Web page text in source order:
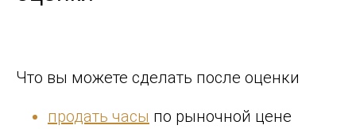
Что вы можете сделать после оценки
продать часы по рыночной цене